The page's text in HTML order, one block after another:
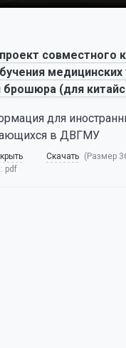
совместного
медицинских
брошюра (для
для
в ДВГМУ
Скачать (Размер
pdf